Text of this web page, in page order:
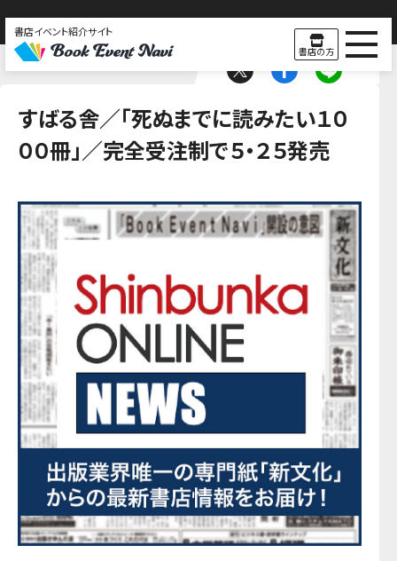
書店イベント紹介サイト
書店の方
すばる舎／「死ぬまでに読みたい１０
００冊」／完全受注制で５・２５発売